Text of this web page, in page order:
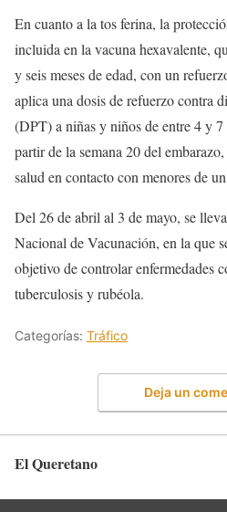
En cuanto a la tos ferina, la
incluida en la vacuna hexavalente,
y seis meses de edad, con un
aplica una dosis de refuerzo contra
(DPT) a niñas y niños de entre 4 y 7
partir de la semana 20 del
salud en contacto con menores de
Del 26 de abril al 3 de mayo, se
Nacional de Vacunación, en la que
objetivo de controlar enfermedades
tuberculosis y rubéola.
Categorías: Tráfico
Deja un
El Queretano